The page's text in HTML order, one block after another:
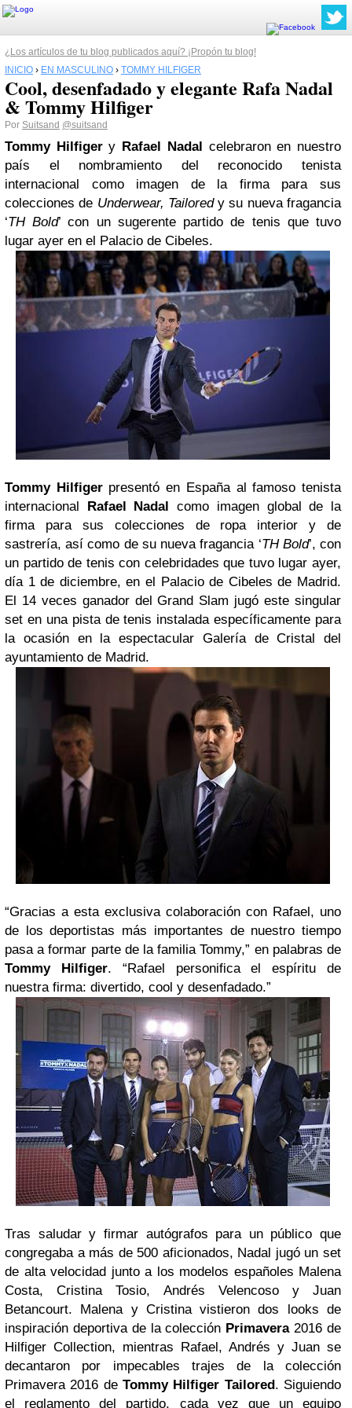
¿Los artículos de tu blog publicados aquí? ¡Propón tu blog!
INICIO › EN MASCULINO › TOMMY HILFIGER
Cool, desenfadado y elegante Rafa Nadal
& Tommy Hilfiger
Por Suitsand @suitsand
Tommy Hilfigery Rafael Nadal celebraron en nuestro
país el nombramiento del reconocido tenista
internacional como imagen de la firma para sus
colecciones de Underwear, Tailoredy su nueva fragancia
‘TH Bold’ con un sugerente partido de tenis que tuvo
lugar ayer en el Palacio de Cibeles.
Tommy Hilfigerpresentó en España al famoso tenista
internacional Rafael Nadal como imagen global de la
firma para sus colecciones de ropa interior y de
sastrería, así como de su nueva fragancia ‘TH Bold’, con
un partido de tenis con celebridades que tuvo lugar ayer,
día 1 de diciembre, en el Palacio de Cibeles de Madrid.
El 14 veces ganador del Grand Slam jugó este singular
set en una pista de tenis instalada específicamente para
la ocasión en la espectacular Galería de Cristal del
ayuntamiento de Madrid.
“Gracias a esta exclusiva colaboración con Rafael, uno
de los deportistas más importantes de nuestro tiempo
pasa a formar parte de la familia Tommy,” en palabras de
Tommy Hilfiger. “Rafael personifica el espíritu de
nuestra firma: divertido, cool y desenfadado.”
Tras saludar y firmar autógrafos para un público que
congregaba a más de 500 aficionados, Nadal jugó un set
de alta velocidad junto a los modelos españoles Malena
Costa, Cristina Tosio, Andrés Velencoso y Juan
Betancourt. Malena y Cristina vistieron dos looks de
inspiración deportiva de la colección Primavera2016 de
Hilfiger Collection, mientras Rafael, Andrés y Juan se
decantaron por impecables trajes de la colección
Primavera 2016 de Tommy Hilfiger Tailored. Siguiendo
el reglamento del partido, cada vez que un equipo